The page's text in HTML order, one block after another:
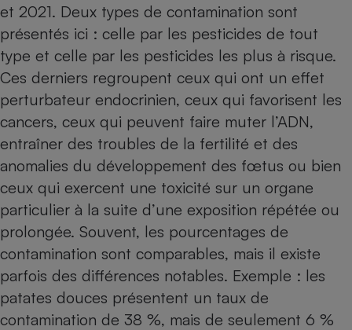
et 2021. Deux types de contamination sont
présentés ici : celle par les pesticides de tout
type et celle par les pesticides les plus à risque.
Ces derniers regroupent ceux qui ont un effet
perturbateur endo­crinien, ceux qui favorisent les
cancers, ceux qui peuvent faire muter l’ADN,
entraîner des troubles de la fertilité et des
anomalies du dévelop­pement des fœtus ou bien
ceux qui exercent une toxicité sur un organe
particulier à la suite d’une exposition répétée ou
prolongée. Souvent, les pourcentages de
contamination sont comparables, mais il existe
parfois des diffé­rences notables. Exemple : les
patates douces présentent un taux de
contamination de 38 %, mais de seulement 6 %
Climatiseur -
Cafetière à expressos